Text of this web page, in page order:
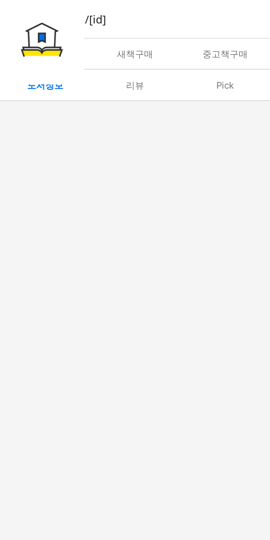
book/rent/[id]
대여 새책구매 중고책구매
도서정보 리뷰 Pick